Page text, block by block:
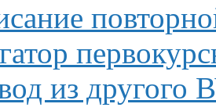
из другого